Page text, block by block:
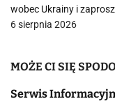
wobec Ukrainy i
6 sierpnia 2026
MOŻE CI SIĘ
Serwis